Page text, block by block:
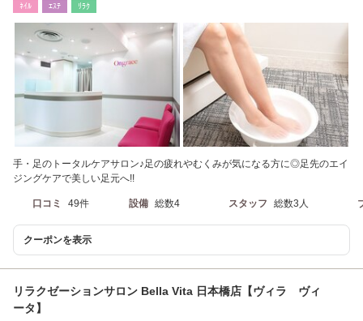
ﾈｲﾙ ｴｽﾃ ﾘﾗｸ
手・足のトータルケアサロン♪足の疲れやむくみが気になる方に◎足先のエイ
ジングケアで美しい足元へ!!
口コミ 49件 設備 総数4 スタッフ 総数3人
クーポンを表示
リラクゼーションサロン Bella Vita 日本橋店【ヴィラ ヴィ
ータ】